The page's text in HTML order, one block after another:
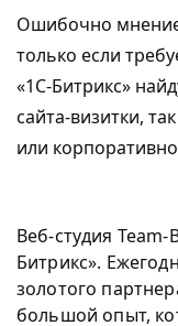
Ошибочно
только если
«1С-Битрикс»
сайта-визитки,
или
Веб-студия Team-
Битрикс».
золотого
большой опыт,